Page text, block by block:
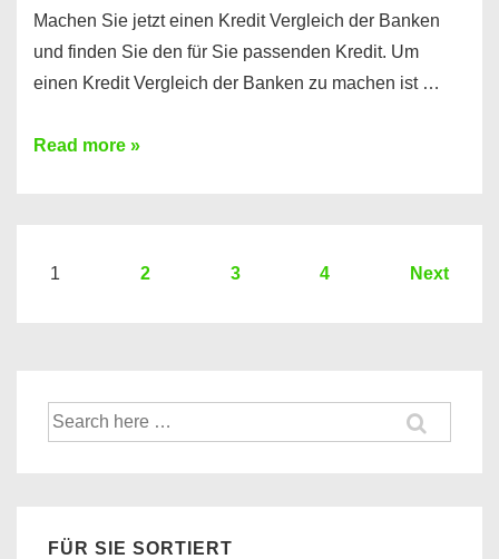
Machen Sie jetzt einen Kredit Vergleich der Banken
und finden Sie den für Sie passenden Kredit. Um
einen Kredit Vergleich der Banken zu machen ist …
Sie
Hier
Banken
Read more »
Seitennummerierung
1 2 3 4 Next
Suche
nach:
FÜR SIE SORTIERT